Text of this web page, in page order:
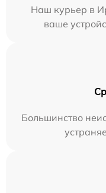
Наш курьер в
ваше
Большинство